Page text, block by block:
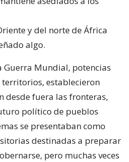
y del norte de África
algo.
Guerra Mundial, potencias
establecieron
desde fuera las fronteras,
político de pueblos
se presentaban como
destinadas a preparar
pero muchas veces